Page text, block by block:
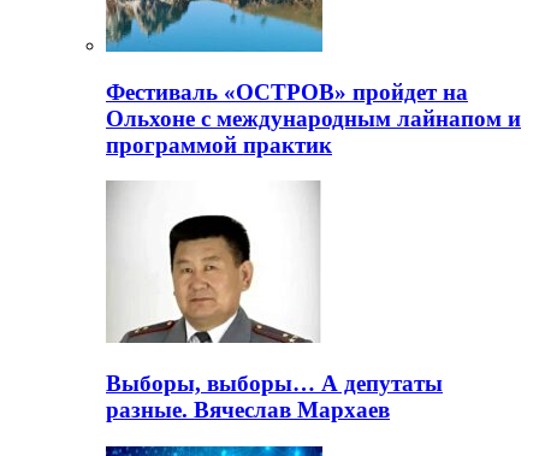
Фестиваль «ОСТРОВ» пройдет на
Ольхоне с международным лайнапом и
программой практик
Выборы, выборы… А депутаты
разные. Вячеслав Мархаев